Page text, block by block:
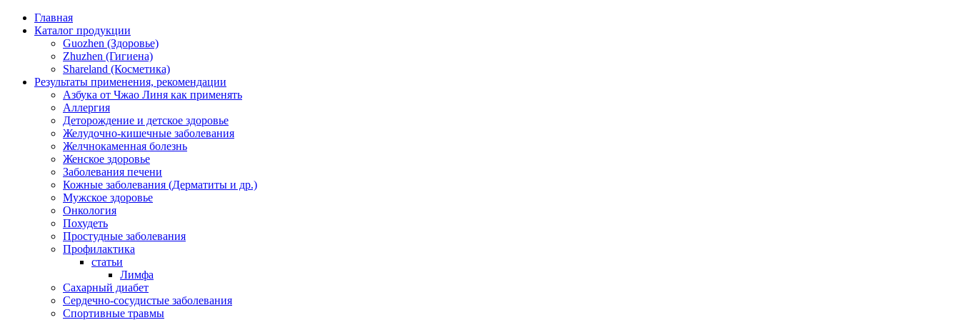
Перейти к основному содержанию
Главная
Каталог продукции
Guozhen (Здоровье)
Zhuzhen (Гигиена)
Shareland (Косметика)
Результаты применения, рекомендации
Азбука от Чжао Линя как применять
Аллергия
Деторождение и детское здоровье
Желудочно-кишечные заболевания
Желчнокаменная болезнь
Женское здоровье
Заболевания печени
Кожные заболевания (Дерматиты и др.)
Мужское здоровье
Онкология
Похудеть
Простудные заболевания
Профилактика
статьи
Лимфа
Сахарный диабет
Сердечно-сосудистые заболевания
Спортивные травмы